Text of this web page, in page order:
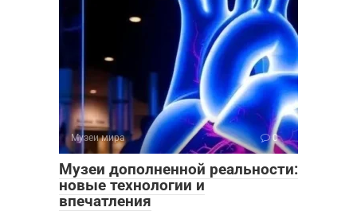
Музеи мира 0
Музеи дополненной реальности:
новые технологии и
впечатления